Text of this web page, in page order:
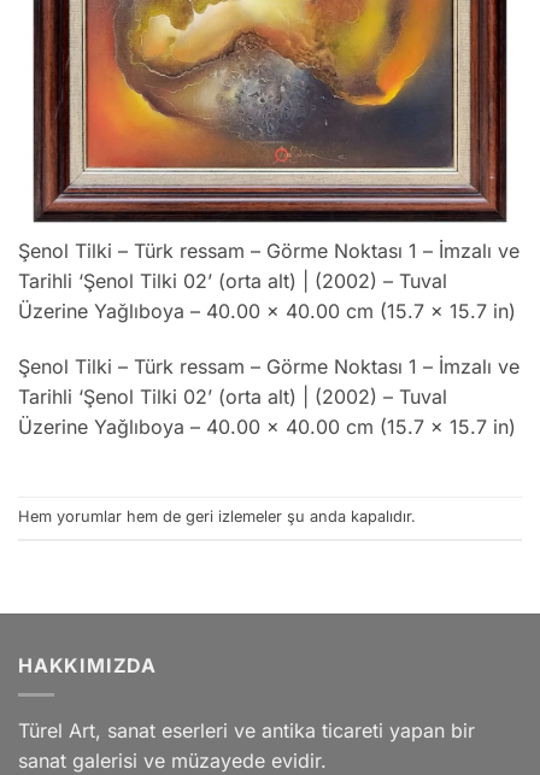
Şenol Tilki – Türk ressam – Görme Noktası 1 – İmzalı ve
Tarihli ‘Şenol Tilki 02’ (orta alt) | (2002) – Tuval
Üzerine Yağlıboya – 40.00 x 40.00 cm (15.7 x 15.7 in)
Şenol Tilki – Türk ressam – Görme Noktası 1 – İmzalı ve
Tarihli ‘Şenol Tilki 02’ (orta alt) | (2002) – Tuval
Üzerine Yağlıboya – 40.00 x 40.00 cm (15.7 x 15.7 in)
Hem yorumlar hem de geri izlemeler şu anda kapalıdır.
HAKKIMIZDA
Türel Art, sanat eserleri ve antika ticareti yapan bir
sanat galerisi ve müzayede evidir.